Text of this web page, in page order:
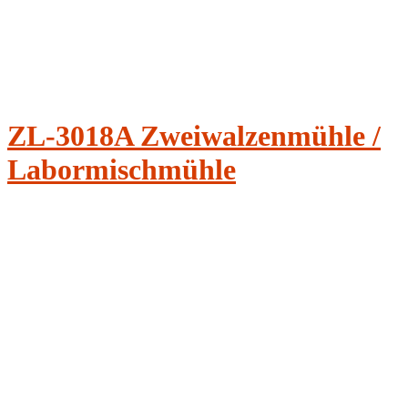
ZL-3018A Zweiwalzenmühle /
Labormischmühle